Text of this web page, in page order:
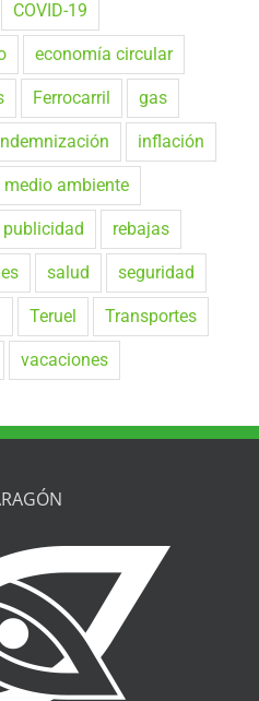
COVID-19
economía circular
Ferrocarril gas
inflación
medio ambiente
publicidad rebajas
salud seguridad
Teruel Transportes
vacaciones